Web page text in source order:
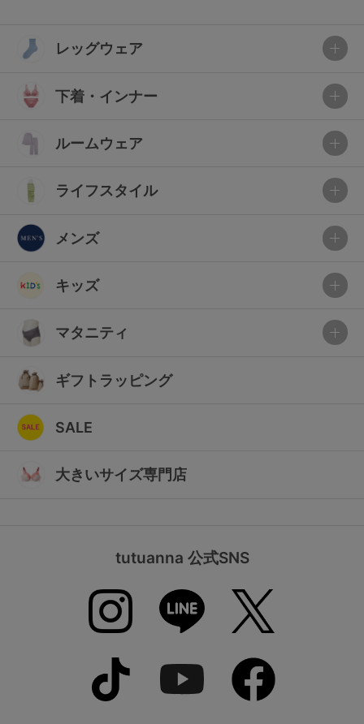
レッグウェア
下着・インナー
ルームウェア
ライフスタイル
メンズ
キッズ
マタニティ
ギフトラッピング
SALE
大きいサイズ専門店
tutuanna 公式SNS